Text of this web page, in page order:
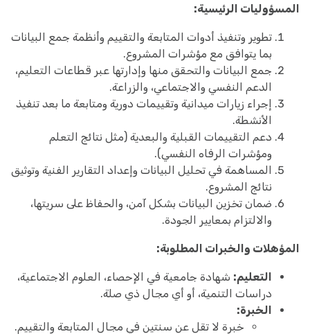
المسؤوليات الرئيسية:
تطوير وتنفيذ أدوات المتابعة والتقييم وأنظمة جمع البيانات
بما يتوافق مع مؤشرات المشروع.
جمع البيانات والتحقق منها وإدارتها عبر قطاعات التعليم،
الدعم النفسي والاجتماعي، والزراعة.
إجراء زيارات ميدانية وتقييمات دورية ومتابعة ما بعد تنفيذ
الأنشطة.
دعم التقييمات القبلية والبعدية (مثل نتائج التعلم
ومؤشرات الرفاه النفسي).
المساهمة في تحليل البيانات وإعداد التقارير الفنية وتوثيق
نتائج المشروع.
ضمان تخزين البيانات بشكل آمن، والحفاظ على سريتها،
والالتزام بمعايير الجودة.
المؤهلات والخبرات المطلوبة:
التعليم: شهادة جامعية في الإحصاء، العلوم الاجتماعية،
دراسات التنمية، أو أي مجال ذي صلة.
الخبرة:
خبرة لا تقل عن سنتين في مجال المتابعة والتقييم.